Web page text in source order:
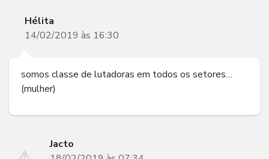
Hélita
14/02/2019 às 16:30
somos classe de lutadoras em todos os setores…
(mulher)
Jacto